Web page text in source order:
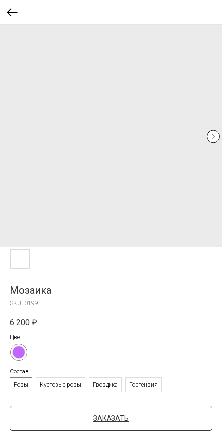
Мозаика
SKU: 0199
6 200 ₽
Цвет
Состав
Розы
Кустовые розы Гвоздика Гортензия
ЗАКАЗАТЬ